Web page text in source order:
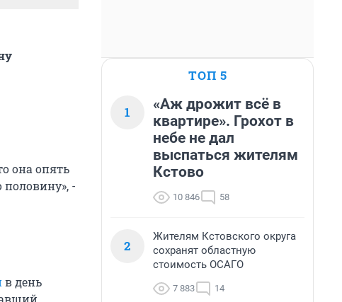
она опять
-
в день
ТОП 5
1
«Аж дрожит всё в
квартире». Грохот в
небе не дал
выспаться жителям
Кстово
10 846 58
2
Жителям Кстовского округа
сохранят областную
стоимость ОСАГО
7 883 14